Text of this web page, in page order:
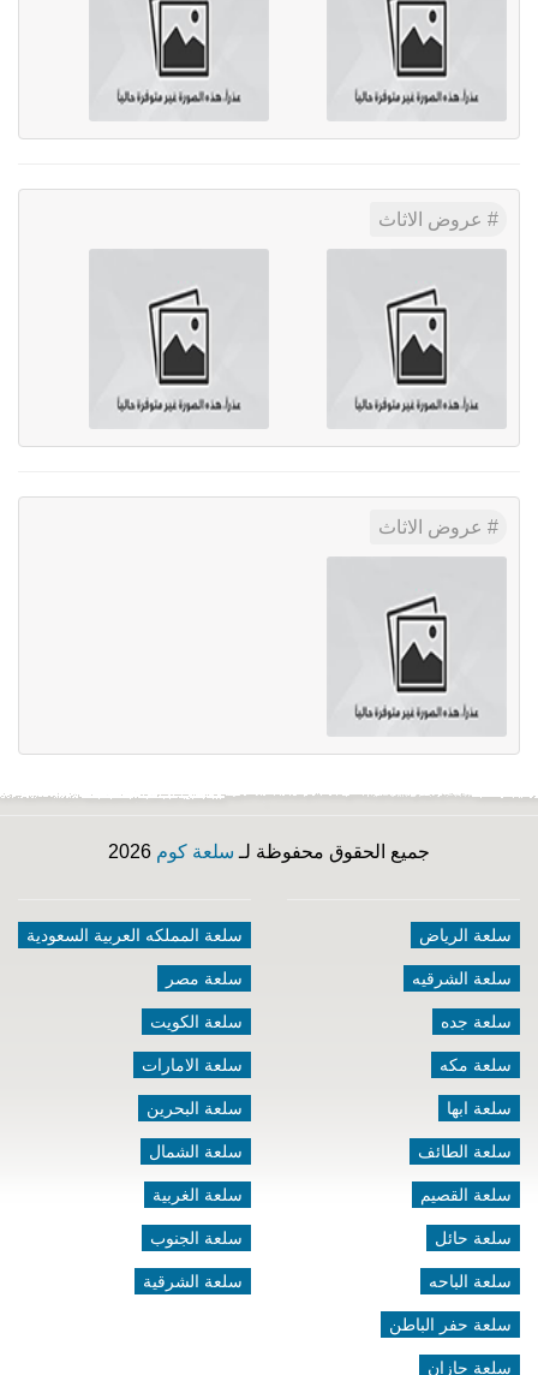
عروض الاثاث
عروض الاثاث
جميع الحقوق محفوظة لـ سلعة كوم
سلعة الرياض
سلعة الشرقيه
سلعة جده
سلعة مكه
سلعة ابها
سلعة الطائف
سلعة القصيم
سلعة حائل
سلعة الباحه
سلعة حفر الباطن
سلعة جازان
سلعة المملكه العربية السعودية
سلعة مصر
سلعة الكويت
سلعة الامارات
سلعة البحرين
سلعة الشمال
سلعة الغربية
سلعة الجنوب
سلعة الشرقية